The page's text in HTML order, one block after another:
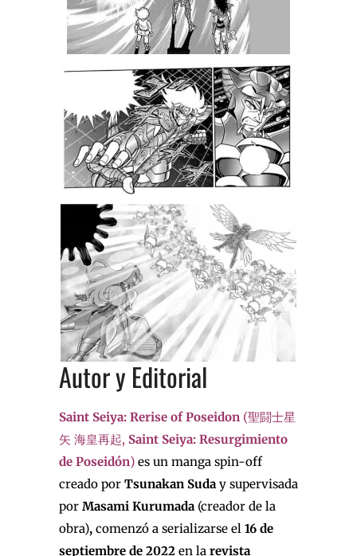
Autor y Editorial
Saint Seiya: Rerise of Poseidon (聖闘士星
矢 海皇再起, Saint Seiya: Resurgimiento
de Poseidón) es un manga spin-off
creado por Tsunakan Suda ​ y supervisada
por Masami Kurumada (creador de la
obra), comenzó a serializarse el 16 de
septiembre de 2022 en la revista